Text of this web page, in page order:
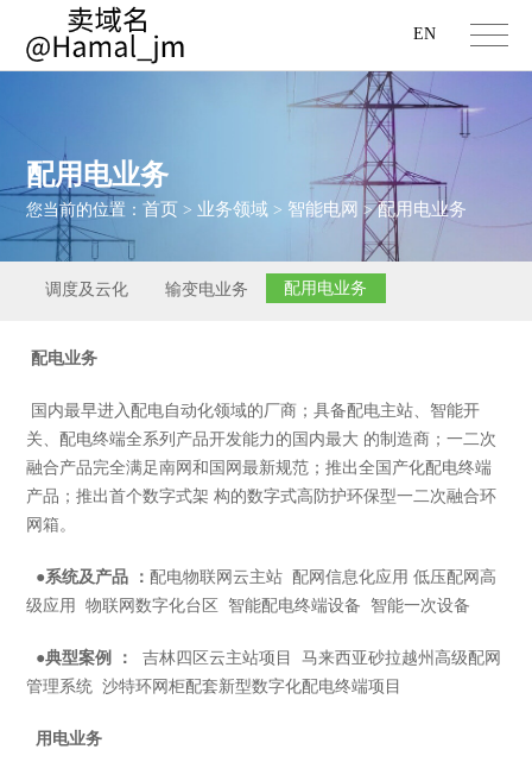
EN
配用电业务
您当前的位置：首页 > 业务领域 > 智能电网 >配用电业务
调度及云化 输变电业务 配用电业务
配电业务
国内最早进入配电自动化领域的厂商；具备配电主站、智能开
关、配电终端全系列产品开发能力的国内最大 的制造商；一二次
融合产品完全满足南网和国网最新规范；推出全国产化配电终端
产品；推出首个数字式架 构的数字式高防护环保型一二次融合环
网箱。
●系统及产品 ： 配电物联网云主站 配网信息化应用 低压配网高
级应用 物联网数字化台区 智能配电终端设备 智能一次设备
●典型案例 ：
吉林四区云主站项目 马来西亚砂拉越州高级配网
管理系统 沙特环网柜配套新型数字化配电终端项目
用电业务